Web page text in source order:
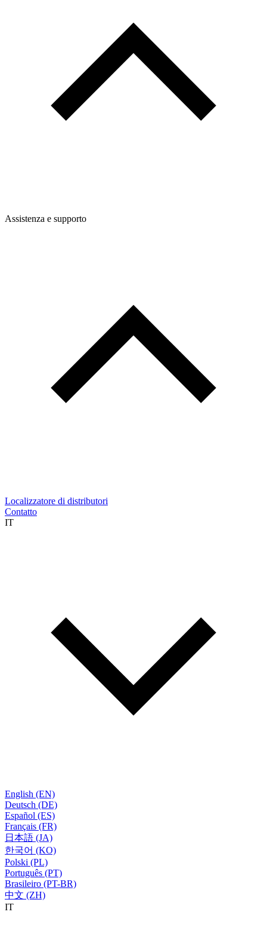
Assistenza e supporto
Localizzatore di distributori
Contatto
IT
English (EN)
Deutsch (DE)
Español (ES)
Français (FR)
日本語 (JA)
한국어 (KO)
Polski (PL)
Português (PT)
Brasileiro (PT-BR)
中文 (ZH)
IT